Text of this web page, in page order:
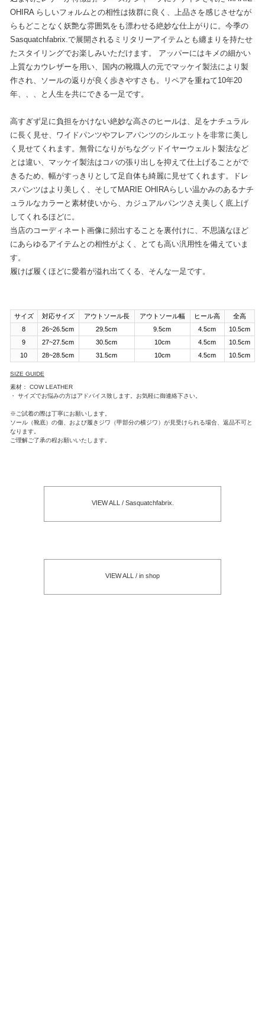
OHIRA らしいフォルムとの相性は抜群に良く、上品さを感じさせなが
らもどことなく妖艶な雰囲気をも漂わせる絶妙な仕上がりに。今季の
Sasquatchfabrix.で展開されるミリタリーアイテムとも纏まりを持たせ
たスタイリングでお楽しみいただけます。 アッパーにはキメの細かい
上質なカウレザーを用い、国内の靴職人の元でマッケイ製法により製
作され、ソールの返りが良く歩きやすさも。リペアを重ねて10年20
年、、、と人生を共にできる一足です。
高すぎず足に負担をかけない絶妙な高さのヒールは、足をナチュラル
に長く見せ、ワイドパンツやフレアパンツのシルエットを非常に美し
く見せてくれます。無骨になりがちなグッドイヤーウェルト製法など
とは違い、マッケイ製法はコバの張り出しを抑えて仕上げることがで
きるため、幅がすっきりとして足自体も綺麗に見せてくれます。ドレ
スパンツはより美しく、そしてMARIE OHIRAらしい温かみのあるナチ
ュラルなカラーと素材使いから、カジュアルパンツさえ美しく底上げ
してくれるほどに。
当店のコーディネート画像に頻出することを裏付けに、不思議なほど
にあらゆるアイテムとの相性がよく、とても高い汎用性を備えていま
す。
履けば履くほどに愛着が溢れ出てくる、そんな一足です。
サイズ 対応サイズ アウトソール長 アウトソール幅 ヒール高
全高
8
26~26.5cm 29.5cm 9.5cm 4.5cm
10.5cm
9
27~27.5cm 30.5cm 10cm 4.5cm
10.5cm
10
28~28.5cm 31.5cm 10cm 4.5cm 10.5cm
SIZE GUIDE
素材： COW LEATHER
・ サイズでお悩みの方はアドバイス致します。お気軽に御連絡下さい。
※ご試着の際は丁寧にお願いします。
ソール（靴底）の傷、および履きジワ（甲部分の横ジワ）が見受けられる場合、返品不可と
なります。
ご理解ご了承の程お願いいたします。
VIEW ALL / Sasquatchfabrix.
VIEW ALL / in shop